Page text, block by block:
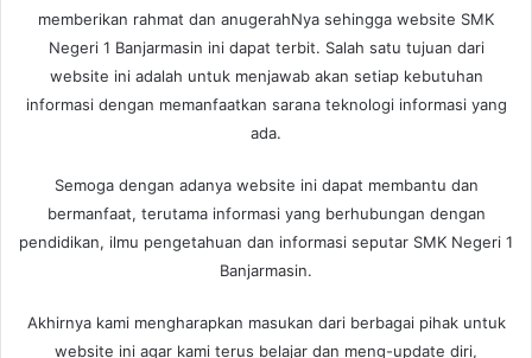
memberikan rahmat dan anugerahNya sehingga website SMK
Negeri 1 Banjarmasin ini dapat terbit. Salah satu tujuan dari
website ini adalah untuk menjawab akan setiap kebutuhan
informasi dengan memanfaatkan sarana teknologi informasi yang
ada.
Semoga dengan adanya website ini dapat membantu dan
bermanfaat, terutama informasi yang berhubungan dengan
pendidikan, ilmu pengetahuan dan informasi seputar SMK Negeri 1
Banjarmasin.
Akhirnya kami mengharapkan masukan dari berbagai pihak untuk
website ini agar kami terus belajar dan meng-update diri,